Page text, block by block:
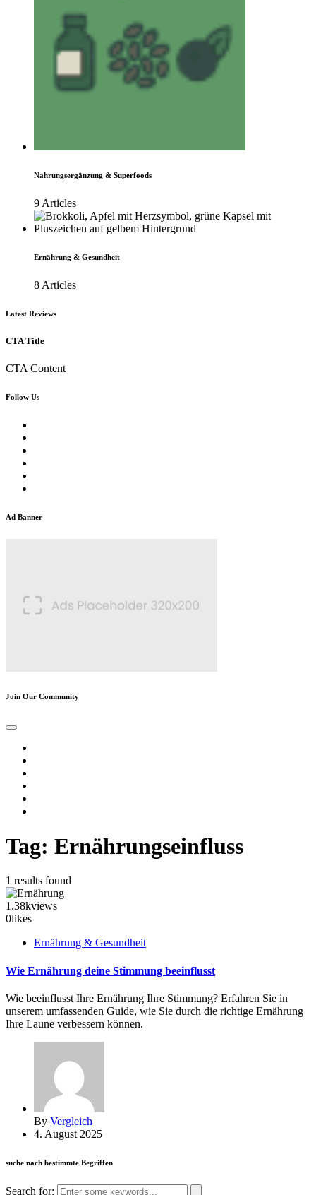
Nahrungsergänzung & Superfoods
9 Articles
Ernährung & Gesundheit
8 Articles
Latest Reviews
CTA Title
CTA Content
Follow Us
Ad Banner
Join Our Community
Tag: Ernährungseinfluss
1 results found
1.38kviews
0likes
Ernährung & Gesundheit
Wie Ernährung deine Stimmung beeinflusst
Wie beeinflusst Ihre Ernährung Ihre Stimmung? Erfahren Sie in
unserem umfassenden Guide, wie Sie durch die richtige Ernährung
Ihre Laune verbessern können.
By Vergleich
4. August 2025
suche nach bestimmte Begriffen
Search for: